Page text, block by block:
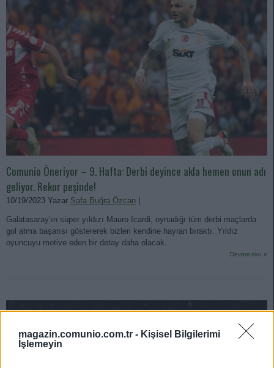
magazin.comunio.com.tr - Kişisel Bilgilerimi
İşlemeyin
Comunio Öneriyor – 9. Hafta: Derbi deyince akla hemen onun adı
geliyor. Rekor peşinde!
10/19/2023 Yazar Safa Buğra Özcan
Galatasaray’ın süper yıldızı Mauro Icardi, oynadığı tüm derbi maçlarda
gol atma başarısı göstererek bizleri kendine hayran bıraktı. Yıldız
oyuncuyu motive eden bir detay daha olacak.
Devam oku »